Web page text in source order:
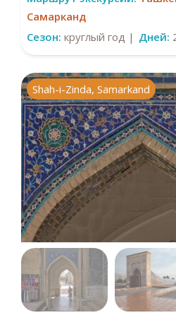
Самарканд
Сезон: круглый год | Дней:
Shah-i-Zinda, Samarkand